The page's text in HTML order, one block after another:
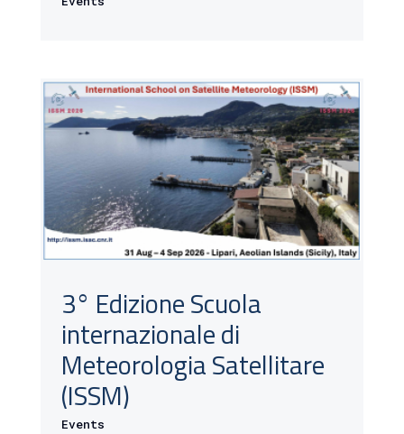
3° Edizione Scuola
internazionale di
Meteorologia Satellitare
(ISSM)
Events